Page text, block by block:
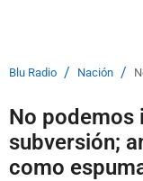
Blu Radio / Nación /
No podemos
subversión;
como